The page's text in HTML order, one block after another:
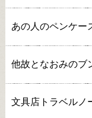
あの人のペンケー
他故となおみのブ
文具店トラベルノ